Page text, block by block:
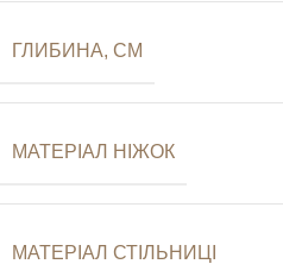
ГЛИБИНА, СМ
МАТЕРІАЛ НІЖОК
МАТЕРІАЛ СТІЛЬНИЦІ